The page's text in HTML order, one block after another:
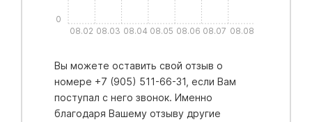
08.02 08.03 08.04 08.05 08.06 08.07 08.08
0
Вы можете оставить свой отзыв о
номере +7 (905) 511-66-31, если Вам
поступал с него звонок. Именно
благодаря Вашему отзыву другие